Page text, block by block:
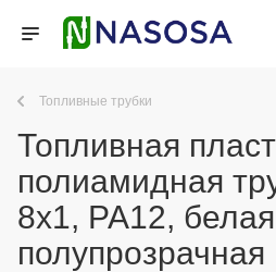
Топливные трубки
Топливная
полиамидная
8x1, PA12, белая
полупрозрачная